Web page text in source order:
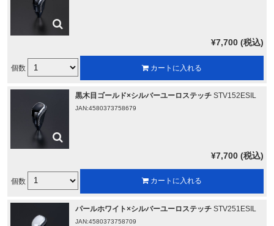
¥7,700 (税込)
個数 カートに入れる
黒木目ゴールド×シルバーユーロステッチSTV152ESIL
JAN:4580373758679
¥7,700 (税込)
個数 カートに入れる
パールホワイト×シルバーユーロステッチSTV251ESIL
JAN:4580373758709